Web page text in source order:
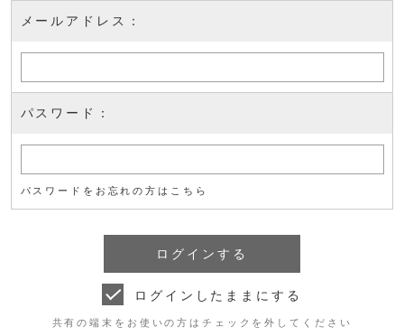
メールアドレス：
パスワード：
パスワードをお忘れの方はこちら
ログインしたままにする
共有の端末をお使いの方はチェックを外してください